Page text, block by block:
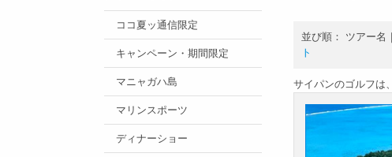
並び順： ツアー名 ｜
ト
サイパンのゴルフは
ココ夏ッ通信限定
キャンペーン・期間限定
マニャガハ島
マリンスポーツ
ディナーショー